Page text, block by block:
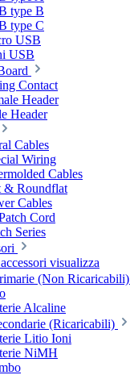
type B
type C
USB
USB
Contact
Header
Header
Cables
Wiring
Cables
& Roundflat
Cables
Cord
Series
visualizza
(Non Ricaricabili)
Alcaline
(Ricaricabili)
Litio Ioni
NiMH